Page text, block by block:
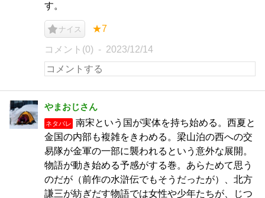
す。
ナイス ★7
コメント(0) 2023/12/14
やまおじさん
ネタバレ
南宋という国が実体を持ち始める。西夏と
金国の内部も複雑をきわめる。梁山泊の西への交
易隊が金軍の一部に襲われるという意外な展開。
物語が動き始める予感がする巻。あらためて思う
のだが（前作の水滸伝でもそうだったが）、北方
謙三が紡ぎだす物語では女性や少年たちが、じつ